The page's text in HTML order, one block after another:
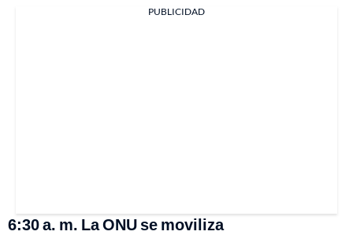
PUBLICIDAD
6:30 a. m. La ONU se moviliza